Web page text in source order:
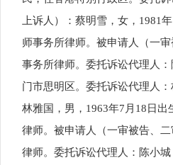
上诉人）：蔡明雪，女，1981
师事务所律师。被申请人（一
事务所律师。委托诉讼代理人
门市思明区。委托诉讼代理人
林雅国，男，1963年7月18日
律师。被申请人（一审被告、
律师。委托诉讼代理人：陈小